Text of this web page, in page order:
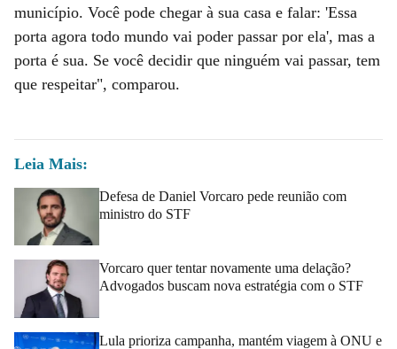
município. Você pode chegar à sua casa e falar: 'Essa
porta agora todo mundo vai poder passar por ela', mas a
porta é sua. Se você decidir que ninguém vai passar, tem
que respeitar", comparou.
Leia Mais:
Defesa de Daniel Vorcaro pede reunião com
ministro do STF
Vorcaro quer tentar novamente uma delação?
Advogados buscam nova estratégia com o STF
Lula prioriza campanha, mantém viagem à ONU e